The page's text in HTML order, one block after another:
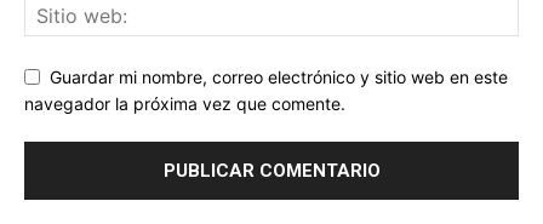
Guardar mi nombre, correo electrónico y sitio web en este
navegador la próxima vez que comente.